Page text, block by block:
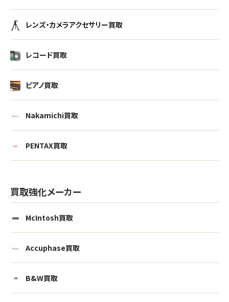
レンズ・カメラアクセサリー買取
レコード買取
ピアノ買取
Nakamichi買取
PENTAX買取
買取強化メーカー
McIntosh買取
Accuphase買取
B&W買取